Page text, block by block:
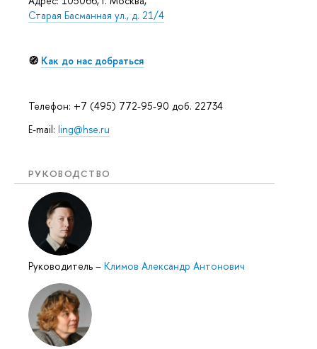
Старая Басманная ул., д. 21/4
🧭 Как до нас добраться
Телефон: +7 (495) 772-95-90 доб. 22734
E-mail: ling@hse.ru
РУКОВОДСТВО
Руководитель – Климов Александр Антонович